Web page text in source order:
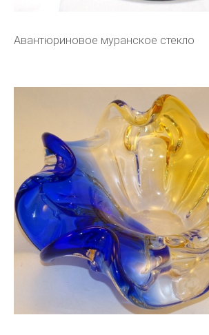
Авантюриновое муранское стекло